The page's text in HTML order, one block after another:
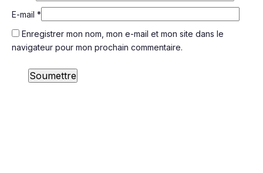
E-mail *
Enregistrer mon nom, mon e-mail et mon site dans le
navigateur pour mon prochain commentaire.